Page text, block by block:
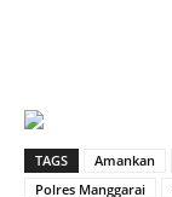
TAGS Amankan
Polres Manggarai